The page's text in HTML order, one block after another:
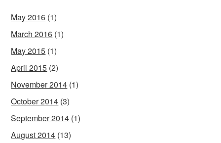
May 2016 (1)
March 2016 (1)
May 2015 (1)
April 2015 (2)
November 2014 (1)
October 2014 (3)
September 2014 (1)
August 2014 (13)